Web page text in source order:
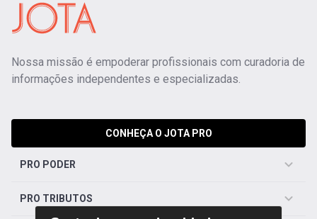
Nossa missão é empoderar profissionais com curadoria de
informações independentes e especializadas.
CONHEÇA O JOTA PRO
PRO PODER
PRO TRIBUTOS